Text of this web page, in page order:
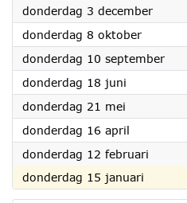
donderdag 3 december2026
donderdag 8 oktober2026
donderdag 10 september2026
donderdag 18 juni
donderdag 21 mei
donderdag 16 april
donderdag 12 februari
donderdag 15 januari